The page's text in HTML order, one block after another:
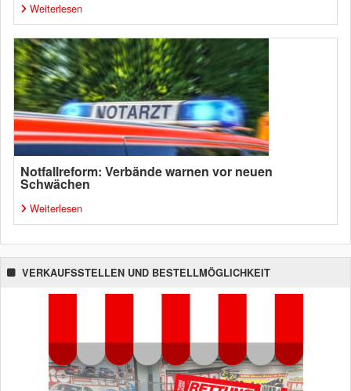
Weiterlesen
Notfallreform: Verbände warnen vor neuen
Schwächen
Weiterlesen
VERKAUFSSTELLEN UND BESTELLMÖGLICHKEIT